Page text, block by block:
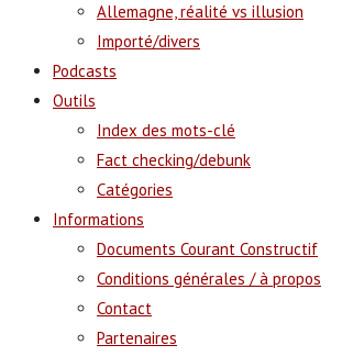
Allemagne, réalité vs illusion
Importé/divers
Podcasts
Outils
Index des mots-clé
Fact checking/debunk
Catégories
Informations
Documents Courant Constructif
Conditions générales / à propos
Contact
Partenaires